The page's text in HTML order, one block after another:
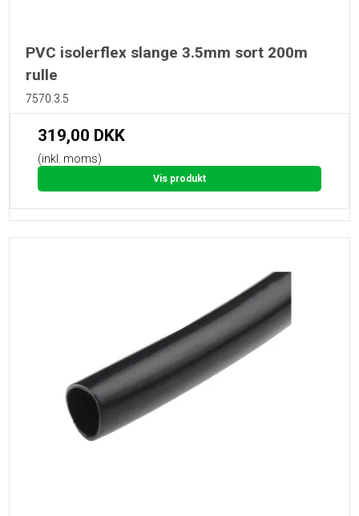
PVC isolerflex slange 3.5mm sort 200m
rulle
7570.3.5
319,00 DKK
(inkl. moms)
Vis produkt